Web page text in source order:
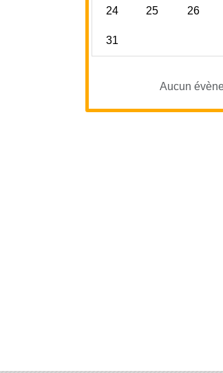
24 25 26
31
Aucun